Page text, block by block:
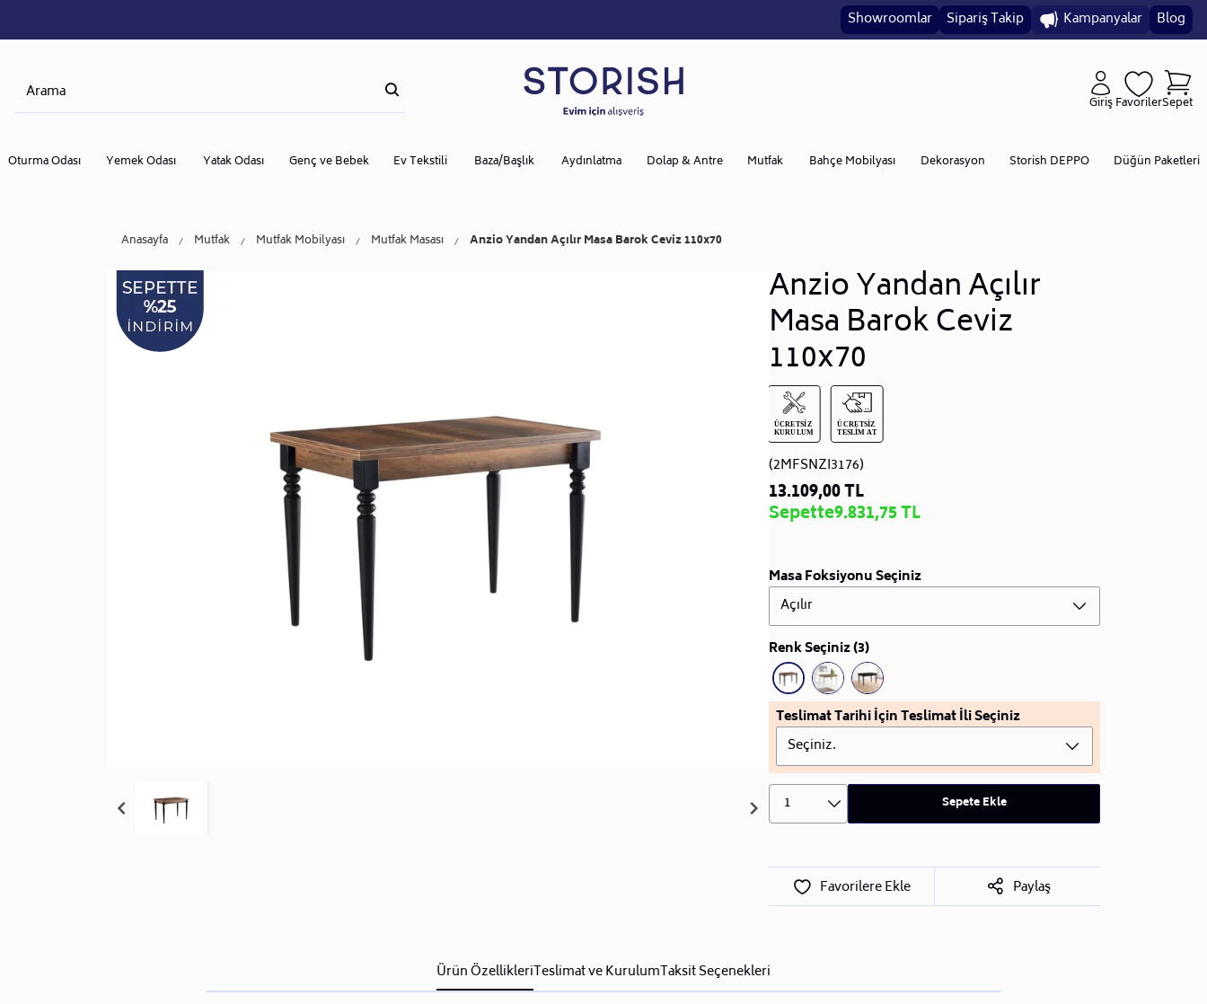
Showroomlar Sipariş Takip Kampanyalar Blog
GirişFavorilerSepet
Oturma Odası Yemek Odası Yatak Odası Genç ve Bebek Ev Tekstili Baza/Başlık Aydınlatma Dolap & Antre Mutfak Bahçe Mobilyası Dekorasyon Storish DEPPO Düğün Paketleri
Anasayfa Mutfak Mutfak Mobilyası Mutfak Masası Anzio Yandan Açılır Masa Barok Ceviz 110x70
Anzio Yandan Açılır
Masa Barok Ceviz
110x70
(2MFSNZI3176)
13.109,00 TL
Sepette9.831,75 TL
Masa Foksiyonu Seçiniz
Açılır
Renk Seçiniz (3)
Teslimat Tarihi İçin Teslimat İli Seçiniz
Seçiniz.
1 Sepete Ekle
Favorilere Ekle Paylaş
Ürün ÖzellikleriTeslimat ve KurulumTaksit Seçenekleri